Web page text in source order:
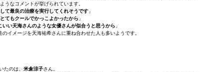
うなコメントが挙げられています。
て最良の治療を実行してくれそうです 」
てもクールでかっこよかったから 」
い天海さんのような女優さんが似合うと思うから 」
イメージを天海祐希さんに重ね合わせた人も多いようです。
たのは、 米倉涼子さん。